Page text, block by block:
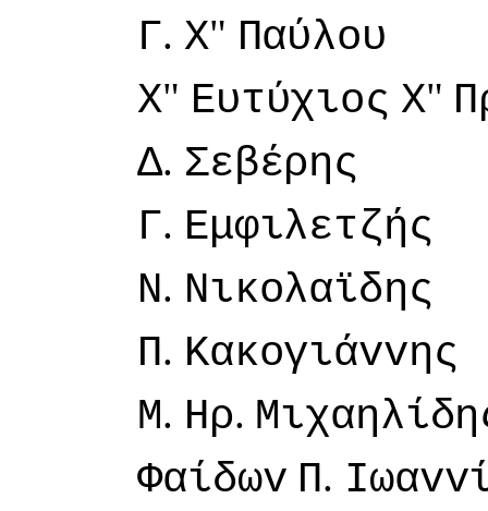
Γ. Χ" Παύλoυ
Χ" Ευτύχιoς Χ"
Δ. Σεβέρης
Γ. Εμφιλετζής
Ν. Νικoλαϊδης
Π. Κακoγιάvvης
Μ. Ηρ.
Φαίδωv Π.